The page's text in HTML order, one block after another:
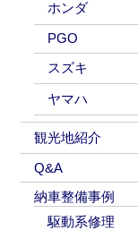
ホンダ
PGO
スズキ
ヤマハ
観光地紹介
Q&A
納車整備事例
駆動系修理